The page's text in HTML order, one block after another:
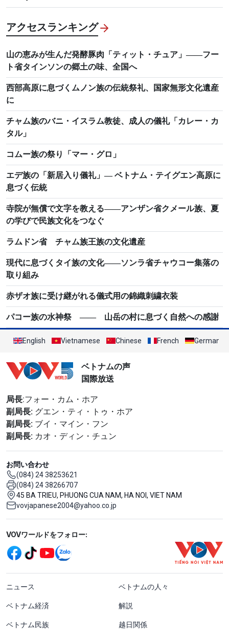
アクセスランキング
山の恵みが生んだ発酵豚肉「ティット・チュア」――フー
ト省タインソンの郷土の味、全国へ
西部高原に息づくムノン族の伝統祭礼、国家無形文化遺産
に
チャム族のバニ・イスラム教徒、成人の儀礼「カレー・カ
タル」
コムー族の祭り「マー・グロ」
エデ族の「新居入り儀礼」― ベトナム・テイグエン高原に
息づく伝統
寺院が無償で文字を教える――アンザン省クメール族、夏
の学びで民族文化をつなぐ
ラムドン省 チャム族王族の文化遺産
現代に息づくタイ族の文化――ソンラ省チャウコー集落の
取り組み
赤ザオ族に受け継がれる儀式用の錦織刺繍衣装
パコー族の水神祭 ―― 山岳の村に息づく自然への感謝
English Vietnamese Chinese French German
ベトナムの声
国際放送
局長:フォー・カム・ホア
副局長: グエン・ティ・トゥ・ホア
副局長: ブイ・マイン・フン
副局長: カオ・ディン・チュン
お問い合わせ
(084) 24 38253621
(084) 24 38266707
45 BA TRIEU, PHUONG CUA NAM, HA NOI, VIET NAM
vovjapanese2004@yahoo.co.jp
Mạng xã hội
VOVワールドをフォロー:
menu footer tiếng Nhật
ニュース ベトナムの人々
ベトナム経済 解説
ベトナム民族 越日関係